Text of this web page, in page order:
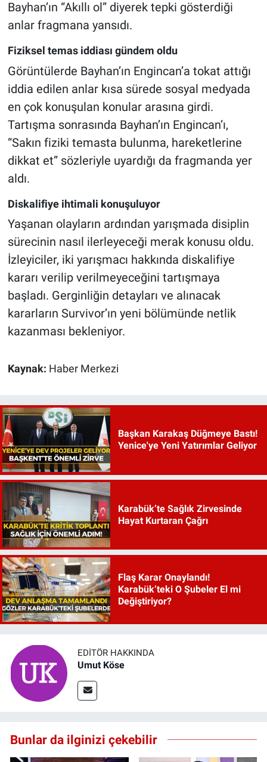
Bayhan’ın “Akıllı ol” diyerek tepki gösterdiği
anlar fragmana yansıdı.
Fiziksel temas iddiası gündem oldu
Görüntülerde Bayhan’ın Engincan’a tokat attığı
iddia edilen anlar kısa sürede sosyal medyada
en çok konuşulan konular arasına girdi.
Tartışma sonrasında Bayhan’ın Engincan’ı,
“Sakın fiziki temasta bulunma, hareketlerine
dikkat et” sözleriyle uyardığı da fragmanda yer
aldı.
Diskalifiye ihtimali konuşuluyor
Yaşanan olayların ardından yarışmada disiplin
sürecinin nasıl ilerleyeceği merak konusu oldu.
İzleyiciler, iki yarışmacı hakkında diskalifiye
kararı verilip verilmeyeceğini tartışmaya
başladı. Gerginliğin detayları ve alınacak
kararların Survivor’ın yeni bölümünde netlik
kazanması bekleniyor.
Kaynak: Haber Merkezi
Başkan Karakaş Düğmeye Bastı!
Yenice'ye Yeni Yatırımlar Geliyor
Karabük’te Sağlık Zirvesinde
Hayat Kurtaran Çağrı
Flaş Karar Onaylandı!
Karabük’teki O Şubeler El mi
Değiştiriyor?
EDITÖR HAKKINDA
Umut Köse
Bunlar da ilginizi çekebilir